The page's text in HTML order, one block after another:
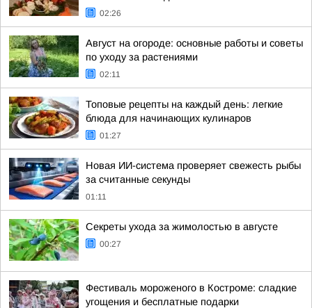
02:26
Август на огороде: основные работы и советы
по уходу за растениями
02:11
Топовые рецепты на каждый день: легкие
блюда для начинающих кулинаров
01:27
Новая ИИ-система проверяет свежесть рыбы
за считанные секунды
01:11
Секреты ухода за жимолостью в августе
00:27
Фестиваль мороженого в Костроме: сладкие
угощения и бесплатные подарки